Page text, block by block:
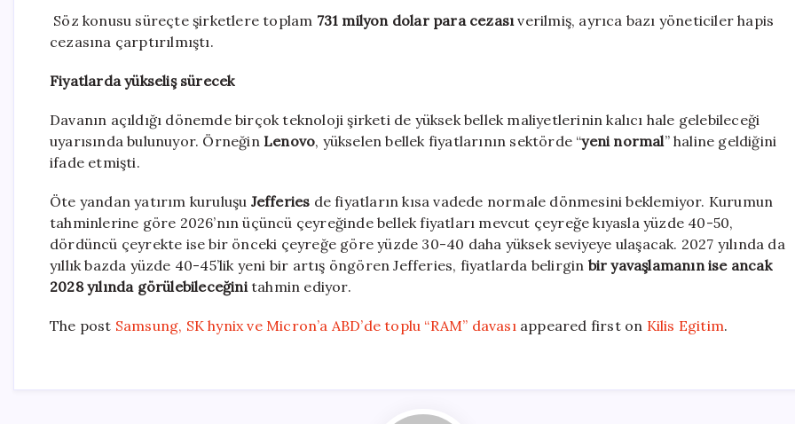
Söz konusu süreçte şirketlere toplam 731 milyon dolar para cezasıverilmiş, ayrıca bazı yöneticiler hapis
cezasına çarptırılmıştı.
Fiyatlarda yükseliş sürecek
Davanın açıldığı dönemde birçok teknoloji şirketi de yüksek bellek maliyetlerinin kalıcı hale gelebileceği
uyarısında bulunuyor. Örneğin Lenovo, yükselen bellek fiyatlarının sektörde “yeni normal” haline geldiğini
ifade etmişti.
Öte yandan yatırım kuruluşu Jefferies de fiyatların kısa vadede normale dönmesini beklemiyor. Kurumun
tahminlerine göre 2026’nın üçüncü çeyreğinde bellek fiyatları mevcut çeyreğe kıyasla yüzde 40-50,
dördüncü çeyrekte ise bir önceki çeyreğe göre yüzde 30-40 daha yüksek seviyeye ulaşacak. 2027 yılında da
yıllık bazda yüzde 40-45’lik yeni bir artış öngören Jefferies, fiyatlarda belirgin bir yavaşlamanın ise ancak
2028 yılında görülebileceğinitahmin ediyor.
The post Samsung, SK hynix ve Micron’a ABD’de toplu “RAM” davasıappeared first on Kilis Egitim.